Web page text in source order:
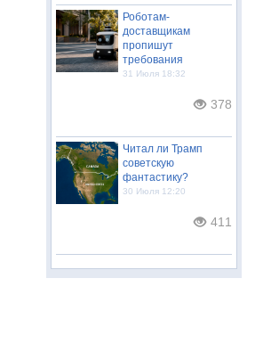
Роботам-
доставщикам
пропишут
требования
31 Июля 18:32
378
Читал ли Трамп
советскую
фантастику?
30 Июля 12:20
411